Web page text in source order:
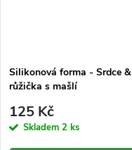
Silikonová forma - Srdce &
růžička s mašlí
125 Kč
Skladem 2 ks